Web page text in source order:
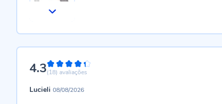
4.386%
(18) avaliações
Lucieli 08/08/2026